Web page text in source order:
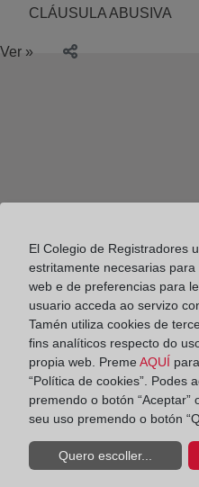
CLÁUSULA ABUSIVA
Ver »
Colegio de
Diego de León, 21.
Teléfono:91 270 16 99
Fax:91 564 11 59
El Colegio de Registradores
estritamente necesarias
web e de preferencias para
usuario acceda ao servizo
Tamén utiliza cookies de
fins analíticos respecto do
propia web. Preme AQUÍ
“Política de cookies”. Podes
premendo o botón
seu uso premendo o botón
Quero escoller...